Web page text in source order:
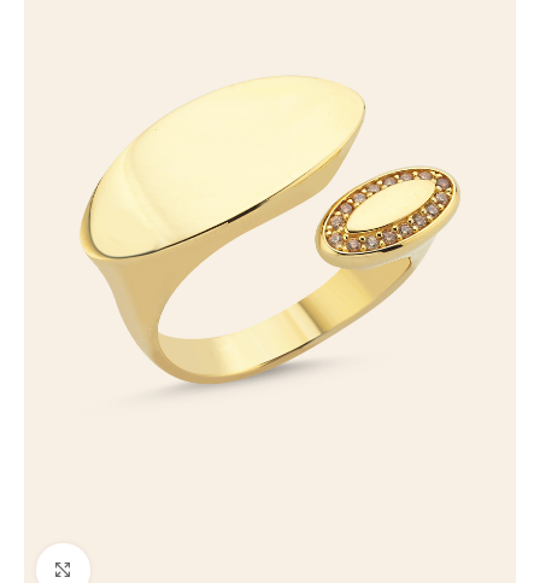
Büyütmek için tıklayın